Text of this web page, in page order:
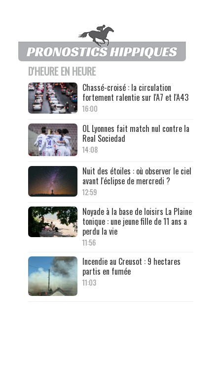
D'HEURE EN HEURE
Chassé-croisé : la circulation
fortement ralentie sur l'A7 et l'A43
16:00
OL Lyonnes fait match nul contre la
Real Sociedad
14:08
Nuit des étoiles : où observer le ciel
avant l'éclipse de mercredi ?
12:59
Noyade à la base de loisirs La Plaine
tonique : une jeune fille de 11 ans a
perdu la vie
11:56
Incendie au Creusot : 9 hectares
partis en fumée
11:03